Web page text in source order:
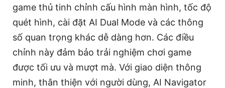
game thủ tinh chỉnh cấu hình màn hình, tốc độ
quét hình, cài đặt AI Dual Mode và các thông
số quan trọng khác dễ dàng hơn. Các điều
chỉnh này đảm bảo trải nghiệm chơi game
được tối ưu và mượt mà. Với giao diện thông
minh, thân thiện với người dùng, AI Navigator